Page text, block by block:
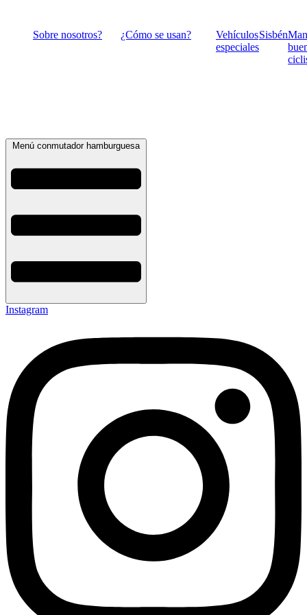
contenidoSobre nosotros? ¿Cómo se usan?
Vehículos
especiales
Sisbén
Menú conmutador hamburguesa
Instagram